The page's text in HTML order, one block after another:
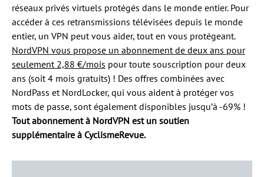
réseaux privés virtuels protégés dans le monde entier. Pour
accéder à ces retransmissions télévisées depuis le monde
entier, un VPN peut vous aider, tout en vous protégeant.
NordVPN vous propose un abonnement de deux ans pour
seulement 2,88 €/mois pour toute souscription pour deux
ans (soit 4 mois gratuits) ! Des offres combinées avec
NordPass et NordLocker, qui vous aident à protéger vos
mots de passe, sont également disponibles jusqu’à -69% !
Tout abonnement à NordVPN est un soutien
supplémentaire à CyclismeRevue.